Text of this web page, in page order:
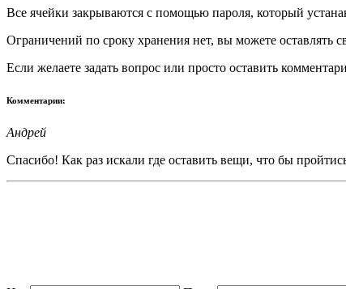
Все ячейки закрываются с помощью пароля, который
Ограничений по сроку хранения нет, вы можете оставлять
Если желаете задать вопрос или просто оставить
Комментарии:
Андрей
Спасибо! Как раз искали где оставить вещи, что бы